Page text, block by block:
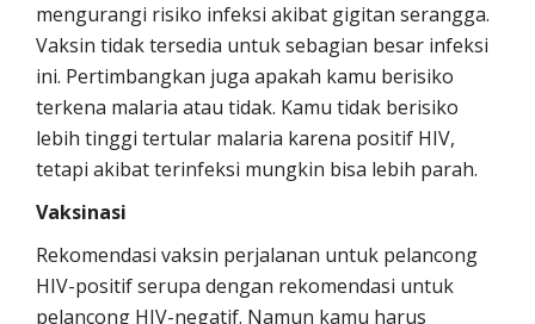
mengurangi risiko infeksi akibat gigitan serangga.
Vaksin tidak tersedia untuk sebagian besar infeksi
ini. Pertimbangkan juga apakah kamu berisiko
terkena malaria atau tidak. Kamu tidak berisiko
lebih tinggi tertular malaria karena positif HIV,
tetapi akibat terinfeksi mungkin bisa lebih parah.
Vaksinasi
Rekomendasi vaksin perjalanan untuk pelancong
HIV-positif serupa dengan rekomendasi untuk
pelancong HIV-negatif. Namun kamu harus